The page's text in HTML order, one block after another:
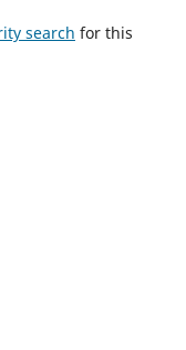
search for this